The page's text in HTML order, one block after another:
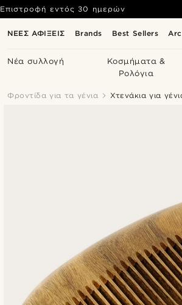
ΝΕΕΣ ΑΦΙΞΕΙΣ Brands Best Sellers
Νέα συλλογή
Κοσμήματα &
Ρολόγια
Επιστροφή εντός 30 ημερών
Φροντίδα για τα γένια Χτενάκια για